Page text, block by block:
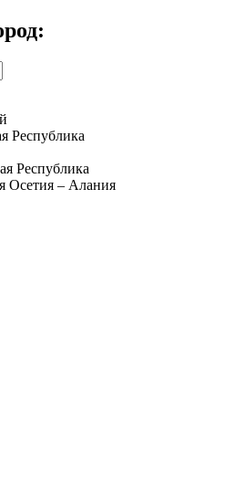
Республика
Республика
Осетия – Алания